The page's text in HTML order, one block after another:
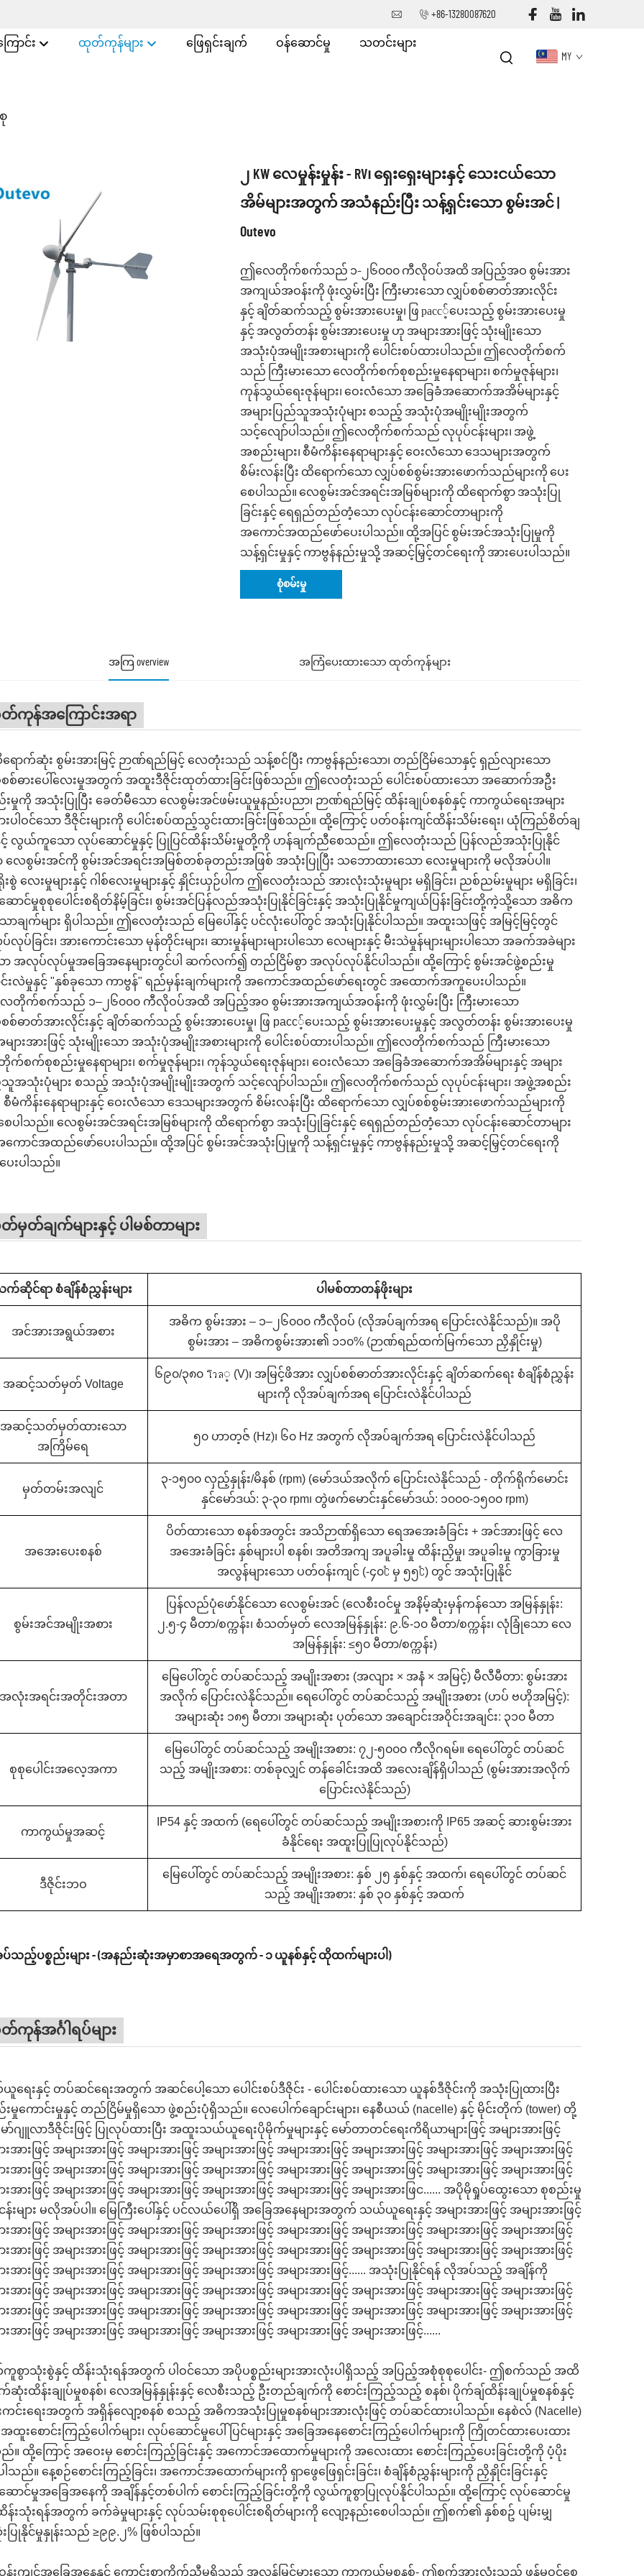
+86-13280087620
ောင်း ထုတ်ကုန်များ ဖြေရှင်းချက် ဝန်ဆောင်မှု သတင်းများ
MY
၂ KW လေမှုန်းမှုန်း - RV၊ ရှေးရှေးများနှင့် သေးငယ်သော
အိမ်များအတွက် အသံနည်းပြီး သန့်ရှင်းသော စွမ်းအင် |
Outevo
ဤလေတိုက်စက်သည် ၁–၂၆၀၀၀ ကီလိုဝပ်အထိ အပြည့်အဝ စွမ်းအား
အကျယ်အဝန်းကို ဖုံးလွှမ်းပြီး ကြီးမားသော လျှပ်စစ်ဓာတ်အားလိုင်း
နှင့် ချိတ်ဆက်သည့် စွမ်းအားပေးမှု၊ ဖြ расс့်ပေးသည့် စွမ်းအားပေးမှု
နှင့် အလွတ်တန်း စွမ်းအားပေးမှု ဟု အများအားဖြင့် သုံးမျိုးသော
အသုံးပုံအမျိုးအစားများကို ပေါင်းစပ်ထားပါသည်။ ဤလေတိုက်စက်
သည် ကြီးမားသော လေတိုက်စက်စုစည်းမှုနေရာများ၊ စက်မှုဇုန်များ၊
ကုန်သွယ်ရေးဇုန်များ၊ ဝေးလံသော အခြေခံအဆောက်အအိမ်များနှင့်
အများပြည်သူအသုံးပုံများ စသည့် အသုံးပုံအမျိုးမျိုးအတွက်
သင့်လျော်ပါသည်။ ဤလေတိုက်စက်သည် လုပုပ်ငန်းများ၊ အဖွဲ့
အစည်းများ၊ စီမံကိန်းနေရာများနှင့် ဝေးလံသော ဒေသများအတွက်
စိမ်းလန်းပြီး ထိရောက်သော လျှပ်စစ်စွမ်းအားဖောက်သည်များကို ပေး
စေပါသည်။ လေစွမ်းအင်အရင်းအမြစ်များကို ထိရောက်စွာ အသုံးပြု
ခြင်းနှင့် ရေရှည်တည်တံ့သော လုပ်ငန်းဆောင်တာများကို
အကောင်အထည်ဖော်ပေးပါသည်။ ထို့အပြင် စွမ်းအင်အသုံးပြုမှုကို
သန့်ရှင်းမှုနှင့် ကာဗွန်နည်းမှုသို့ အဆင့်မြှင့်တင်ရေးကို အားပေးပါသည်။
စုံစမ်းမှု
အကြ overview အကြံပေးထားသော ထုတ်ကုန်များ
ကုန်အကြောင်းအရာ
ာက်ဆုံး စွမ်းအားမြင့် ဉာဏ်ရည်မြင့် လေတုံးသည် သန့်စင်ပြီး ကာဗွန်နည်းသော၊ တည်ငြိမ်သောနှင့် ရှည်လျားသော
စစ်ဓားပေါ်လေးမှုအတွက် အထူးဒီဇိုင်းထုတ်ထားခြင်းဖြစ်သည်။ ဤလေတုံးသည် ပေါင်းစပ်ထားသော အဆောက်အဦး
မှုကို အသုံးပြုပြီး ခေတ်မီသော လေစွမ်းအင်ဖမ်းယူမှုနည်းပညာ၊ ဉာဏ်ရည်မြင့် ထိန်းချုပ်စနစ်နှင့် ကာကွယ်ရေးအများ
းပါဝင်သော ဒီဇိုင်းများကို ပေါင်းစပ်ထည့်သွင်းထားခြင်းဖြစ်သည်။ ထို့ကြောင့် ပတ်ဝန်းကျင်ထိန်းသိမ်းရေး၊ ယုံကြည်စိတ်ချ
င့် လွယ်ကူသော လုပ်ဆောင်မှုနှင့် ပြုပြင်ထိန်းသိမ်းမှုတို့ကို ဟန်ချက်ညီစေသည်။ ဤလေတုံးသည် ပြန်လည်အသုံးပြုနိုင်
လေစွမ်းအင်ကို စွမ်းအင်အရင်းအမြစ်တစ်ခုတည်းအဖြစ် အသုံးပြုပြီး သဘောထားသော လေးမှုများကို မလိုအပ်ပါ။
းစွဲ လေးမှုများနှင့် ဂါစ်လေးမှုများနှင့် နှိုင်းယှဉ်ပါက ဤလေတုံးသည် အားလုံးသုံးမှုများ မရှိခြင်း၊ ညစ်ညမ်းမှုများ မရှိခြင်း၊
ာင်မှုစုစုပေါင်းစရိတ်နိမ့်ခြင်း၊ စွမ်းအင်ပြန်လည်အသုံးပြုနိုင်ခြင်းနှင့် အသုံးပြုနိုင်မှုကျယ်ပြန်းခြင်းတို့ကဲ့သို့သော အဓိက
ာချက်များ ရှိပါသည်။ ဤလေတုံးသည် မြေပေါ်နှင့် ပင်လုံးပေါ်တွင် အသုံးပြုနိုင်ပါသည်။ အထူးသဖြင့် အမြင့်မြင့်တွင်
ပ်ခြင်း၊ အားကောင်းသော မုန်တိုင်းများ၊ ဆားမှုန်များများပါသော လေများနှင့် မီးသဲမှုန်များများပါသော အခက်အခဲများ
ာ အလုပ်လုပ်မှုအခြေအနေများတွင်ပါ ဆက်လက်၍ တည်ငြိမ်စွာ အလုပ်လုပ်နိုင်ပါသည်။ ထို့ကြောင့် စွမ်းအင်ဖွဲ့စည်းမှု
င်းလဲမှုနှင့် "နှစ်ခုသော ကာဗွန်" ရည်မှန်းချက်များကို အကောင်အထည်ဖော်ရေးတွင် အထောက်အကူပေးပါသည်။
တိုက်စက်သည် ၁–၂၆၀၀၀ ကီလိုဝပ်အထိ အပြည့်အဝ စွမ်းအားအကျယ်အဝန်းကို ဖုံးလွှမ်းပြီး ကြီးမားသော
စ်ဓာတ်အားလိုင်းနှင့် ချိတ်ဆက်သည့် စွမ်းအားပေးမှု၊ ဖြ расс့်ပေးသည့် စွမ်းအားပေးမှုနှင့် အလွတ်တန်း စွမ်းအားပေးမှု
ျားအားဖြင့် သုံးမျိုးသော အသုံးပုံအမျိုးအစားများကို ပေါင်းစပ်ထားပါသည်။ ဤလေတိုက်စက်သည် ကြီးမားသော
စက်စုစည်းမှုနေရာများ၊ စက်မှုဇုန်များ၊ ကုန်သွယ်ရေးဇုန်များ၊ ဝေးလံသော အခြေခံအဆောက်အအိမ်များနှင့် အများ
သူအသုံးပုံများ စသည့် အသုံးပုံအမျိုးမျိုးအတွက် သင့်လျော်ပါသည်။ ဤလေတိုက်စက်သည် လုပုပ်ငန်းများ၊ အဖွဲ့အစည်း
၊ စီမံကိန်းနေရာများနှင့် ဝေးလံသော ဒေသများအတွက် စိမ်းလန်းပြီး ထိရောက်သော လျှပ်စစ်စွမ်းအားဖောက်သည်များကို
ေပါသည်။ လေစွမ်းအင်အရင်းအမြစ်များကို ထိရောက်စွာ အသုံးပြုခြင်းနှင့် ရေရှည်တည်တံ့သော လုပ်ငန်းဆောင်တာများ
ောင်အထည်ဖော်ပေးပါသည်။ ထို့အပြင် စွမ်းအင်အသုံးပြုမှုကို သန့်ရှင်းမှုနှင့် ကာဗွန်နည်းမှုသို့ အဆင့်မြှင့်တင်ရေးကို
ေးပါသည်။
မှတ်ချက်များနှင့် ပါမစ်တာများ
ဆိုင်ရာ စံချိန်စံညွှန်းများ ပါမစ်တာတန်ဖိုးများ
အင်အားအရွယ်အစား
အဓိက စွမ်းအား – ၁–၂၆၀၀၀ ကီလိုဝပ် (လိုအပ်ချက်အရ ပြောင်းလဲနိုင်သည်)။ အပို
စွမ်းအား – အဓိကစွမ်းအား၏ ၁၁၀% (ဉာဏ်ရည်ထက်မြက်သော ညှိနှိုင်းမှု)
အဆင့်သတ်မှတ် Voltage
၆၉၀/၃၈၀ โวล့ (V)၊ အမြင့်ဖိအား လျှပ်စစ်ဓာတ်အားလိုင်းနှင့် ချိတ်ဆက်ရေး စံချိန်စံညွှန်း
များကို လိုအပ်ချက်အရ ပြောင်းလဲနိုင်ပါသည်
အဆင့်သတ်မှတ်ထားသော
အကြိမ်ရေ
၅၀ ဟာတ့ဇ် (Hz)၊ ၆၀ Hz အတွက် လိုအပ်ချက်အရ ပြောင်းလဲနိုင်ပါသည်
မှတ်တမ်းအလျင်
၃-၁၅၀၀ လှည့်နှုန်း/မိနစ် (rpm) (မော်ဒယ်အလိုက် ပြောင်းလဲနိုင်သည် - တိုက်ရိုက်မောင်း
နှင်မော်ဒယ်: ၃-၃၀ rpm၊ တွဲဖက်မောင်းနှင်မော်ဒယ်: ၁၀၀၀-၁၅၀၀ rpm)
အအေးပေးစနစ်
ပိတ်ထားသော စနစ်အတွင်း အသိဉာဏ်ရှိသော ရေအအေးခံခြင်း + အင်အားဖြင့် လေ
အအေးခံခြင်း နှစ်များပါ စနစ်၊ အတိအကျ အပူခါးမှု ထိန်းညှိမှု၊ အပူခါးမှု ကွာခြားမှု
အလွန်များသော ပတ်ဝန်းကျင် (-၄၀℃ မှ ၅၅℃) တွင် အသုံးပြုနိုင်
စွမ်းအင်အမျိုးအစား
ပြန်လည်ပုံဖော်နိုင်သော လေစွမ်းအင် (လေစီးဝင်မှု အနိမ့်ဆုံးမှန်ကန်သော အမြန်နှုန်း:
၂.၅-၄ မီတာ/စက္ကန်း၊ စံသတ်မှတ် လေအမြန်နှုန်း: ၉.၆-၁၀ မီတာ/စက္ကန်း၊ လုံခြုံသော လေ
အမြန်နှုန်း: ≤၅၀ မီတာ/စက္ကန်း)
လုံးအရင်းအတိုင်းအတာ
မြေပေါ်တွင် တပ်ဆင်သည့် အမျိုးအစား (အလျား × အနံ × အမြင့်) မီလီမီတာ: စွမ်းအား
အလိုက် ပြောင်းလဲနိုင်သည်။ ရေပေါ်တွင် တပ်ဆင်သည့် အမျိုးအစား (ဟပ် ဗဟိုအမြင့်):
အများဆုံး ၁၈၅ မီတာ၊ အများဆုံး ပုတ်သော အချောင်းအဝိုင်းအချင်း: ၃၁၀ မီတာ
စုစုပေါင်းအလေ့အကာ
မြေပေါ်တွင် တပ်ဆင်သည့် အမျိုးအစား: ၇၂-၅၀၀၀ ကီလိုဂရမ်။ ရေပေါ်တွင် တပ်ဆင်
သည့် အမျိုးအစား: တစ်ခုလျှင် တန်ခေါင်းအထိ အလေးချိန်ရှိပါသည် (စွမ်းအားအလိုက်
ပြောင်းလဲနိုင်သည်)
ကာကွယ်မှုအဆင့်
IP54 နှင့် အထက် (ရေပေါ်တွင် တပ်ဆင်သည့် အမျိုးအစားကို IP65 အဆင့် ဆားစွမ်းအား
ခံနိုင်ရေး အထူးပြုပြုလုပ်နိုင်သည်)
ဒီဇိုင်းဘဝ
မြေပေါ်တွင် တပ်ဆင်သည့် အမျိုးအစား: နှစ် ၂၅ နှစ်နှင့် အထက်၊ ရေပေါ်တွင် တပ်ဆင်
သည့် အမျိုးအစား: နှစ် ၃၀ နှစ်နှင့် အထက်
ည့်ပစ္စည်းများ - (အနည်းဆုံးအမှာစာအရေအတွက် - ၁ ယူနစ်နှင့် ထိုထက်များပါ)
ကုန်အင်္ဂါရပ်များ
ေးနှင့် တပ်ဆင်ရေးအတွက် အဆင်ပေါ့သော ပေါင်းစပ်ဒီဇိုင်း - ပေါင်းစပ်ထားသော ယူနစ်ဒီဇိုင်းကို အသုံးပြုထားပြီး
မှုကောင်းမှုနှင့် တည်ငြိမ်မှုရှိသော ဖွဲ့စည်းပုံရှိသည်။ လေပေါက်ချောင်းများ၊ နေစီယယ် (nacelle) နှင့် မိုင်းတိုက် (tower) တို့
ာ်ဂျူလာဒီဇိုင်းဖြင့် ပြုလုပ်ထားပြီး အထူးသယ်ယူရေးပိုမိုက်မှုများနှင့် မော်တာတင်ရေးကိရိယာများဖြင့် အများအားဖြင့်
းအားဖြင့် အများအားဖြင့် အများအားဖြင့် အများအားဖြင့် အများအားဖြင့် အများအားဖြင့် အများအားဖြင့် အများအားဖြင့်
းအားဖြင့် အများအားဖြင့် အများအားဖြင့် အများအားဖြင့် အများအားဖြင့် အများအားဖြင့် အများအားဖြင့် အများအားဖြင့်
းအားဖြင့် အများအားဖြင့် အများအားဖြင့် အများအားဖြင့် အများအားဖြင့် အများအားဖြင...... အပိုမိုရှုပ်ထွေးသော စုစည်းမှု
းများ မလိုအပ်ပါ။ မြေကြီးပေါ်နှင့် ပင်လယ်ပေါ်ရှိ အခြေအနေများအတွက် သယ်ယူရေးနှင့် အများအားဖြင့် အများအားဖြင့်
းအားဖြင့် အများအားဖြင့် အများအားဖြင့် အများအားဖြင့် အများအားဖြင့် အများအားဖြင့် အများအားဖြင့် အများအားဖြင့်
းအားဖြင့် အများအားဖြင့် အများအားဖြင့် အများအားဖြင့် အများအားဖြင့် အများအားဖြင့် အများအားဖြင့် အများအားဖြင့်
းအားဖြင့် အများအားဖြင့် အများအားဖြင့် အများအားဖြင့် အများအားဖြင့်...... အသုံးပြုနိုင်ရန် လိုအပ်သည့် အချိန်ကို
းအားဖြင့် အများအားဖြင့် အများအားဖြင့် အများအားဖြင့် အများအားဖြင့် အများအားဖြင့် အများအားဖြင့် အများအားဖြင့်
းအားဖြင့် အများအားဖြင့် အများအားဖြင့် အများအားဖြင့် အများအားဖြင့် အများအားဖြင့် အများအားဖြင့် အများအားဖြင့်
းအားဖြင့် အများအားဖြင့် အများအားဖြင့် အများအားဖြင့် အများအားဖြင့် အများအားဖြင့်......
စွာသုံးစွဲနှင့် ထိန်းသုံးရန်အတွက် ပါဝင်သော အပိုပစ္စည်းများအားလုံးပါရှိသည့် အပြည့်အစုံစုစုပေါင်း- ဤစက်သည် အထိ
ဆုံးထိန်းချုပ်မှုစနစ်၊ လေအမြန်နှုန်းနှင့် လေစီးသည့် ဦးတည်ချက်ကို စောင်းကြည့်သည့် စနစ်၊ ပိုက်ချ်ထိန်းချုပ်မှုစနစ်နှင့်
င်းရေးအတွက် အရှိန်လျော့စနစ် စသည့် အဓိကအသုံးပြုမှုစနစ်များအားလုံးဖြင့် တပ်ဆင်ထားပါသည်။ နေစဲလ် (Nacelle)
ထူးစောင်းကြည့်ပေါက်များ၊ လုပ်ဆောင်မှုပေါ်ပြင်များနှင့် အခြေအနေစောင်းကြည့်ပေါက်များကို ကြိုတင်ထားပေးထား
။ ထို့ကြောင့် အဝေးမှ စောင်းကြည့်ခြင်းနှင့် အကောင်အထောက်မှုများကို အလေးထား စောင်းကြည့်ပေးခြင်းတို့ကို ပံ့ပိုး
ါသည်။ နေ့စဉ်စောင်းကြည့်ခြင်း၊ အကောင်အထောက်များကို ရှာဖွေဖြေရှင်းခြင်း၊ စံချိန်စံညွှန်းများကို ညှိနှိုင်းခြင်းနှင့်
ောင်မှုအခြေအနေကို အချိန်နှင့်တစ်ပါက် စောင်းကြည့်ခြင်းတို့ကို လွယ်ကူစွာပြုလုပ်နိုင်ပါသည်။ ထို့ကြောင့် လုပ်ဆောင်မှု
န်းသုံးရန်အတွက် ခက်ခဲမှုများနှင့် လုပ်သမ်းစုစုပေါင်းစရိတ်များကို လျော့နည်းစေပါသည်။ ဤစက်၏ နှစ်စဥ် ပျမ်းမျှ
ြုနိုင်မှုနှုန်းသည် ≥၉၉.၂% ဖြစ်ပါသည်။
န်းကျင်အခြေအနေနှင့် ကောင်းစွာကိုက်ညီမှုရှိသည့် အလွန်မြင့်မားသော ကာကွယ်မှုစနစ်- ဤစက်အားလုံးသည် ဖုန်မဝင်စေ